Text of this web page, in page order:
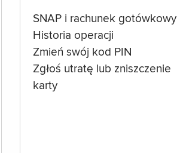
SNAP i rachunek gotówkowy
Historia operacji
Zmień swój kod PIN
Zgłoś utratę lub zniszczenie
karty